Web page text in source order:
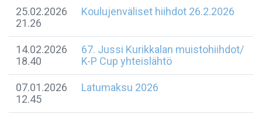
25.02.2026
21.26
Koulujenväliset hiihdot 26.2.2026
14.02.2026
18.40
67. Jussi Kurikkalan muistohiihdot/
K-P Cup yhteislähtö
07.01.2026
12.45
Latumaksu 2026